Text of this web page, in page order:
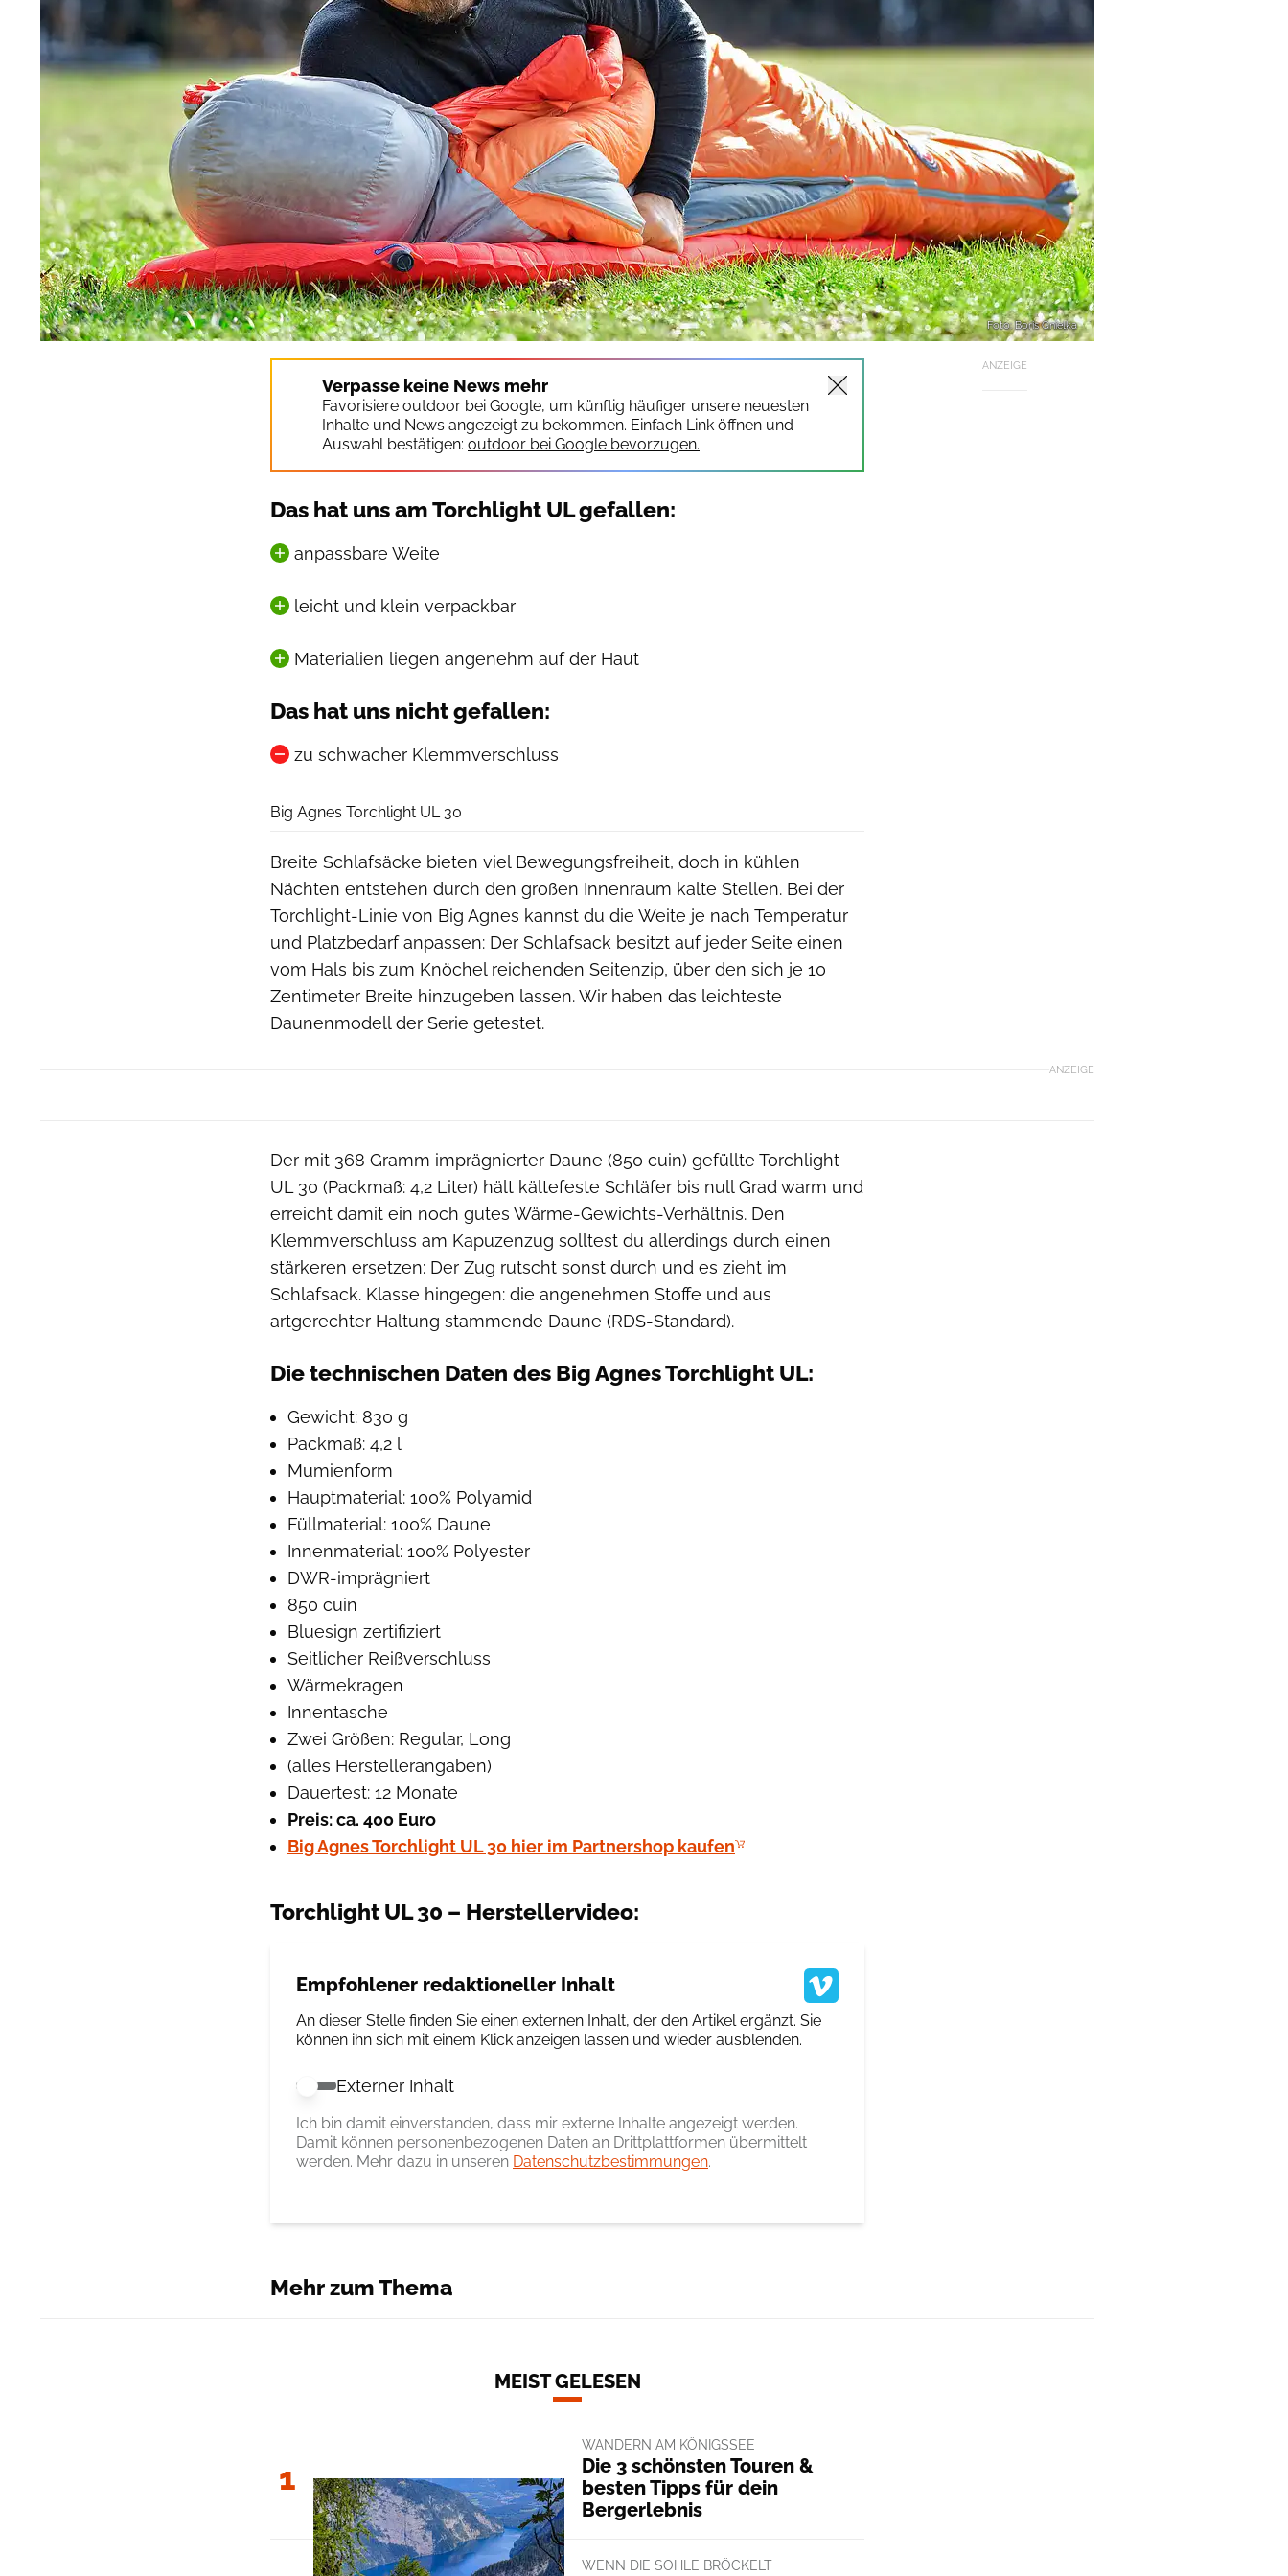
Foto: Boris Gnielka
ANZEIGE
Verpasse keine News mehr
Favorisiere outdoor bei Google, um künftig häufiger unsere neuesten
Inhalte und News angezeigt zu bekommen. Einfach Link öffnen und
Auswahl bestätigen: outdoor bei Google bevorzugen.
Das hat uns am Torchlight UL gefallen:
anpassbare Weite
leicht und klein verpackbar
Materialien liegen angenehm auf der Haut
Das hat uns nicht gefallen:
zu schwacher Klemmverschluss
Big Agnes Torchlight UL 30
Breite Schlafsäcke bieten viel Bewegungsfreiheit, doch in kühlen
Nächten entstehen durch den großen Innenraum kalte Stellen. Bei der
Torchlight-Linie von Big Agnes kannst du die Weite je nach Temperatur
und Platzbedarf anpassen: Der Schlafsack besitzt auf jeder Seite einen
vom Hals bis zum Knöchel reichenden Seitenzip, über den sich je 10
Zentimeter Breite hinzugeben lassen. Wir haben das leichteste
Daunenmodell der Serie getestet.
ANZEIGE
Der mit 368 Gramm imprägnierter Daune (850 cuin) gefüllte Torchlight
UL 30 (Packmaß: 4,2 Liter) hält kältefeste Schläfer bis null Grad warm und
erreicht damit ein noch gutes Wärme-Gewichts-Verhältnis. Den
Klemmverschluss am Kapuzenzug solltest du allerdings durch einen
stärkeren ersetzen: Der Zug rutscht sonst durch und es zieht im
Schlafsack. Klasse hingegen: die angenehmen Stoffe und aus
artgerechter Haltung stammende Daune (RDS-Standard).
Die technischen Daten des Big Agnes Torchlight UL:
Gewicht: 830 g
Packmaß: 4,2 l
Mumienform
Hauptmaterial: 100% Polyamid
Füllmaterial: 100% Daune
Innenmaterial: 100% Polyester
DWR-imprägniert
850 cuin
Bluesign zertifiziert
Seitlicher Reißverschluss
Wärmekragen
Innentasche
Zwei Größen: Regular, Long
(alles Herstellerangaben)
Dauertest: 12 Monate
Preis: ca. 400 Euro
Big Agnes Torchlight UL 30 hier im Partnershop kaufen
Torchlight UL 30 – Herstellervideo:
Empfohlener redaktioneller Inhalt
An dieser Stelle finden Sie einen externen Inhalt, der den Artikel ergänzt. Sie
können ihn sich mit einem Klick anzeigen lassen und wieder ausblenden.
Externer Inhalt erlauben
Externer Inhalt
Ich bin damit einverstanden, dass mir externe Inhalte angezeigt werden.
Damit können personenbezogenen Daten an Drittplattformen übermittelt
werden. Mehr dazu in unseren Datenschutzbestimmungen.
Mehr zum Thema
MEIST GELESEN
1
WANDERN AM KÖNIGSSEE
Die 3 schönsten Touren &
besten Tipps für dein
Bergerlebnis
WENN DIE SOHLE BRÖCKELT